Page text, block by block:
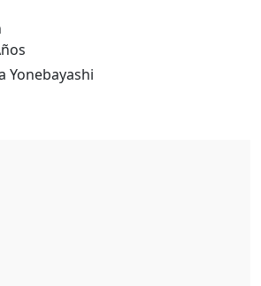
Yonebayashi